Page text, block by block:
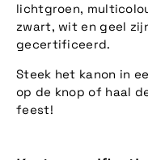
lichtgroen,
zwart, wit en geel
gecertificeerd.
Steek het kanon in
op de knop of haal
feest!